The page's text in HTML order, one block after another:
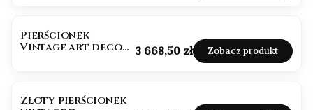
Pierścionek
Vintage art deco
Cena
3 668,50 zł Zobacz produkt
Złoty pierścionek